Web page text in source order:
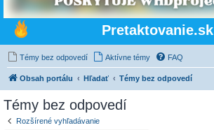
Pretaktovanie.sk
Témy bez odpovedí Aktívne témy FAQ
Obsah portálu Hľadať Témy bez odpovedí
Témy bez odpovedí
Rozšírené vyhľadávanie